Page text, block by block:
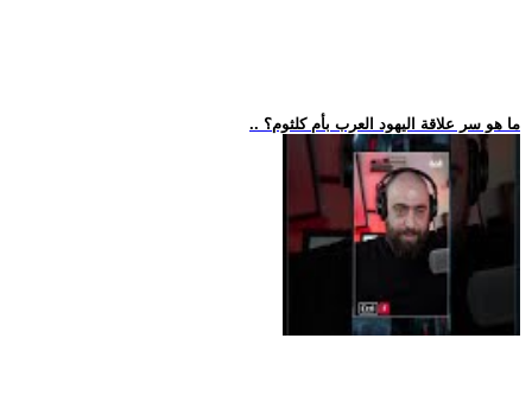
.. ما هو سر علاقة اليهود العرب بأم كلثوم؟